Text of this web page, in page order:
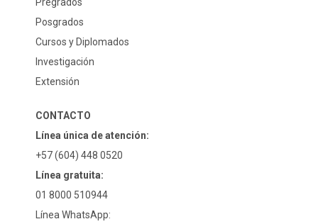
Posgrados
Cursos y Diplomados
Investigación
Extensión
CONTACTO
Línea única de atención:
+57 (604) 448 0520
Línea gratuita:
01 8000 510944
Línea WhatsApp: